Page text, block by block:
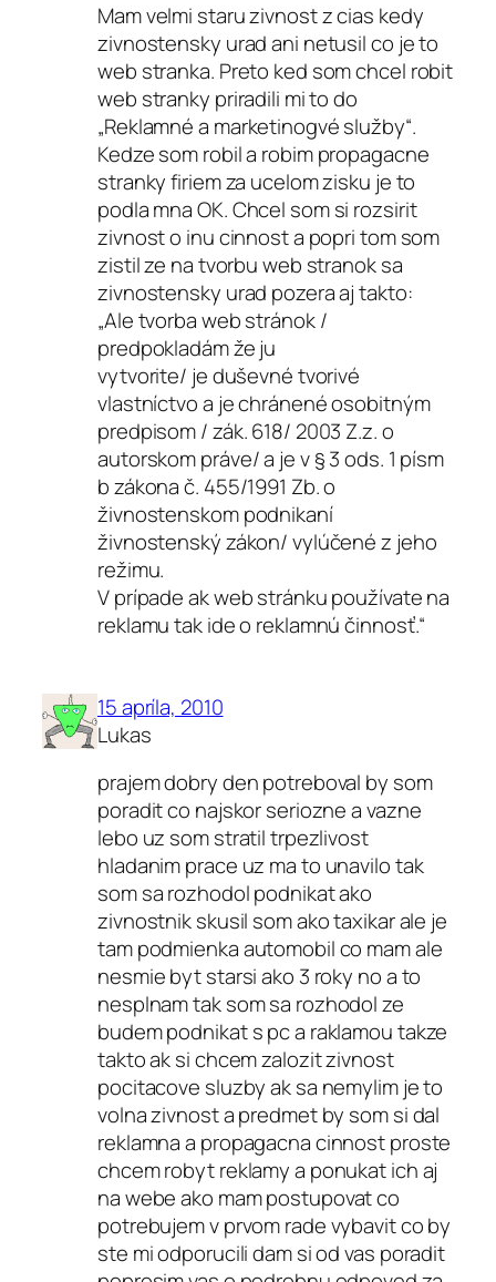
Mam velmi staru zivnost z cias kedy
zivnostensky urad ani netusil co je to
web stranka. Preto ked som chcel robit
web stranky priradili mi to do
„Reklamné a marketinogvé služby“.
Kedze som robil a robim propagacne
stranky firiem za ucelom zisku je to
podla mna OK. Chcel som si rozsirit
zivnost o inu cinnost a popri tom som
zistil ze na tvorbu web stranok sa
zivnostensky urad pozera aj takto:
„Ale tvorba web stránok /
predpokladám že ju
vytvorite/ je duševné tvorivé
vlastníctvo a je chránené osobitným
predpisom / zák. 618/ 2003 Z.z. o
autorskom práve/ a je v § 3 ods. 1 písm
b zákona č. 455/1991 Zb. o
živnostenskom podnikaní
živnostenský zákon/ vylúčené z jeho
režimu.
V prípade ak web stránku používate na
reklamu tak ide o reklamnú činnosť.“
15 apríla, 2010
Lukas
prajem dobry den potreboval by som
poradit co najskor seriozne a vazne
lebo uz som stratil trpezlivost
hladanim prace uz ma to unavilo tak
som sa rozhodol podnikat ako
zivnostnik skusil som ako taxikar ale je
tam podmienka automobil co mam ale
nesmie byt starsi ako 3 roky no a to
nesplnam tak som sa rozhodol ze
budem podnikat s pc a raklamou takze
takto ak si chcem zalozit zivnost
pocitacove sluzby ak sa nemylim je to
volna zivnost a predmet by som si dal
reklamna a propagacna cinnost proste
chcem robyt reklamy a ponukat ich aj
na webe ako mam postupovat co
potrebujem v prvom rade vybavit co by
ste mi odporucili dam si od vas poradit